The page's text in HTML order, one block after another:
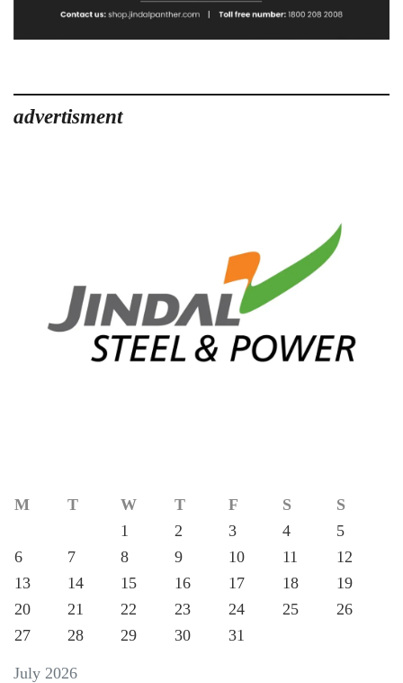
advertisment
July 2026
M T W T F S
S
1
2 3 4
5
6
7 8 9 10 11
12
13
14 15 16 17 18
19
20
21 22 23 24 25
26
27
28 29 30 31